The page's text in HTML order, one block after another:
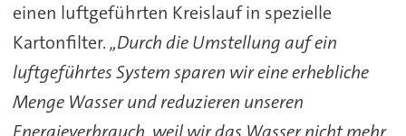
einen luftgeführten Kreislauf in spezielle
Kartonfilter.„Durch die Umstellung auf ein
luftgeführtes System sparen wir eine erhebliche
Menge Wasser und reduzieren unseren